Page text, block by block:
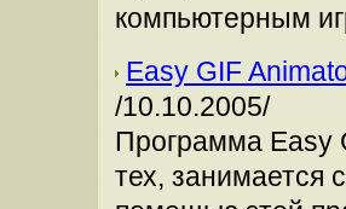
компьютерным
Easy GIF
/10.10.2005/
Программа Easy
тех, занимается